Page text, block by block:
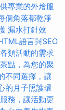
專業的外燴服
個角落都乾淨
漏水打針效
語言與SEO
類活動的需求
點，為您的聚
不同選擇，讓
的月子照護環
務，讓活動更